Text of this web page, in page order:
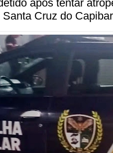
após tentar
Cruz do